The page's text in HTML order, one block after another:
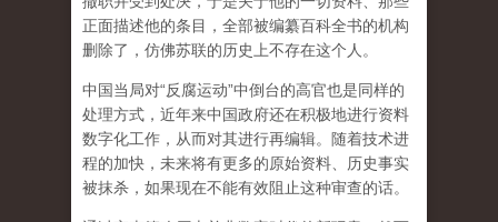
正面描述他的条目，全部被编纂百科全书的机构
删除了，仿佛苏联的历史上不存在这个人。
中国当局对“反腐运动”中倒台的高官也是同样的
处理方式，近年来中国政府还在积极地进行资料
数字化工作，从而对其进行再编辑。随着技术进
程的加快，未来将有更多的原始资料、历史事实
被抹杀，如果现在不能有效阻止这种审查的话。